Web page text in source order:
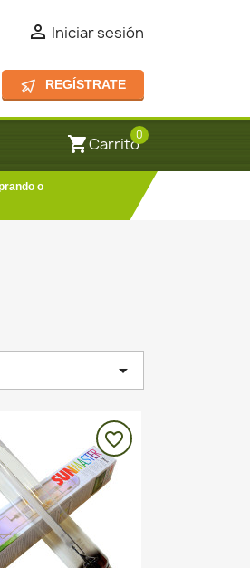
 Iniciar sesión
REGÍSTRATE
shopping_cartCarrito0
o

favorite_border